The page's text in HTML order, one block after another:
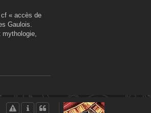
« accès de
Gaulois.
mythologie,